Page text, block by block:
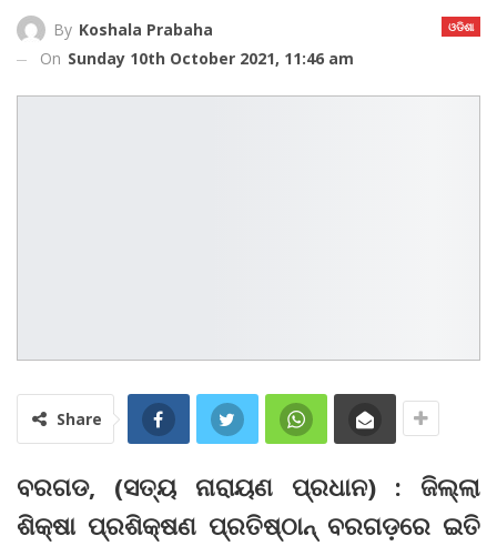
ଓଡିଶା
By Koshala Prabaha
On Sunday 10th October 2021, 11:46 am
Share
ବରଗଡ, (ସତ୍ୟ ନାରାୟଣ ପ୍ରଧାନ) : ଜିଲ୍ଲା
ଶିକ୍ଷା ପ୍ରଶିକ୍ଷଣ ପ୍ରତିଷ୍ଠାନ୍ ବରଗଡ଼ରେ ଇତି